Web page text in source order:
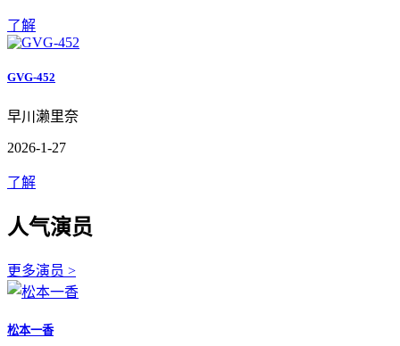
了解
GVG-452
早川濑里奈
2026-1-27
了解
人气演员
更多演员 >
松本一香